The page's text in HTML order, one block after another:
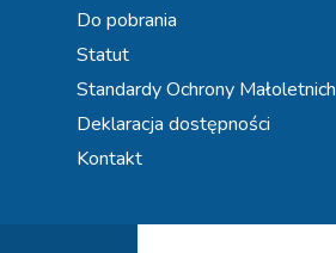
Do pobrania
Statut
Standardy Ochrony Małoletnich
Deklaracja dostępności
Kontakt